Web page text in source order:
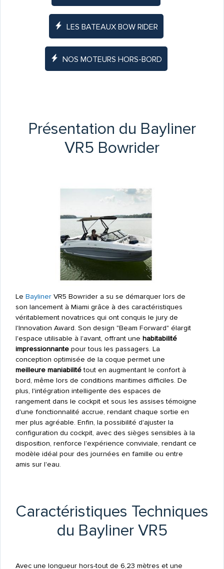
LES BATEAUX BOW RIDER
NOS MOTEURS HORS-BORD
Présentation du Bayliner
VR5 Bowrider
Le BaylinerVR5 Bowrider a su se démarquer lors de
son lancement à Miami grâce à des caractéristiques
véritablement novatrices qui ont conquis le jury de
l'Innovation Award. Son design "Beam Forward" élargit
l'espace utilisable à l'avant, offrant une habitabilité
impressionnantepour tous les passagers. La
conception optimisée de la coque permet une
meilleure maniabilitétout en augmentant le confort à
bord, même lors de conditions maritimes difficiles. De
plus, l'intégration intelligente des espaces de
rangement dans le cockpit et sous les assises témoigne
d'une fonctionnalité accrue, rendant chaque sortie en
mer plus agréable. Enfin, la possibilité d'ajuster la
configuration du cockpit, avec des sièges sensibles à la
disposition, renforce l'expérience conviviale, rendant ce
modèle idéal pour des journées en famille ou entre
amis sur l'eau.
Caractéristiques Techniques
du Bayliner VR5
Avec une longueur hors-tout de 6,23 mètres et une